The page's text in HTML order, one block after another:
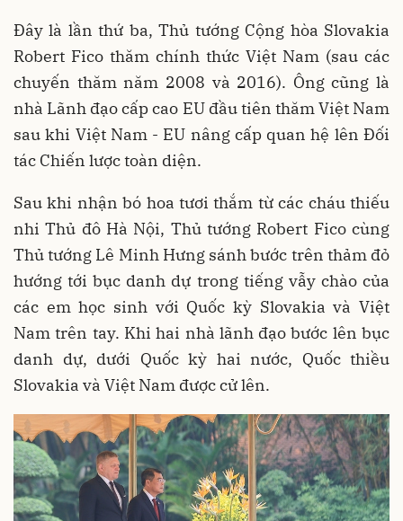
Đây là lần thứ ba, Thủ tướng Cộng hòa Slovakia
Robert Fico thăm chính thức Việt Nam (sau các
chuyến thăm năm 2008 và 2016). Ông cũng là
nhà Lãnh đạo cấp cao EU đầu tiên thăm Việt Nam
sau khi Việt Nam - EU nâng cấp quan hệ lên Đối
tác Chiến lược toàn diện.
Sau khi nhận bó hoa tươi thắm từ các cháu thiếu
nhi Thủ đô Hà Nội, Thủ tướng Robert Fico cùng
Thủ tướng Lê Minh Hưng sánh bước trên thảm đỏ
hướng tới bục danh dự trong tiếng vẫy chào của
các em học sinh với Quốc kỳ Slovakia và Việt
Nam trên tay. Khi hai nhà lãnh đạo bước lên bục
danh dự, dưới Quốc kỳ hai nước, Quốc thiều
Slovakia và Việt Nam được cử lên.